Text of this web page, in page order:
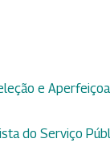
e
do Serviço